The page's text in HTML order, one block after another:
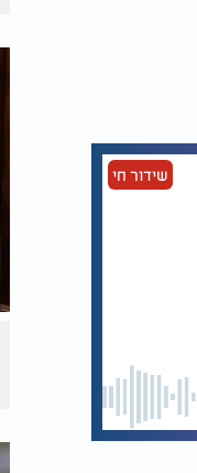
שידור חי